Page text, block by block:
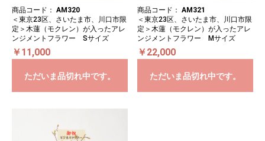
商品コード： AM320
＜東京23区、さいたま市、川口市限
定＞木蓮（モクレン）が入ったアレ
ンジメントフラワー Sサイズ
￥11,000
ただいま品切れ中です。
商品コード： AM321
＜東京23区、さいたま市、川口市限
定＞木蓮（モクレン）が入ったアレ
ンジメントフラワー Mサイズ
￥22,000
ただいま品切れ中です。